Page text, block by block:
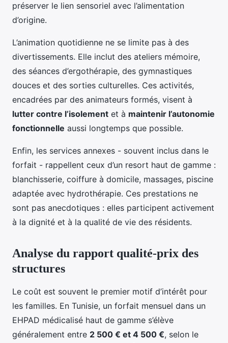
préserver le lien sensoriel avec l’alimentation
d’origine.
L’animation quotidienne ne se limite pas à des
divertissements. Elle inclut des ateliers mémoire,
des séances d’ergothérapie, des gymnastiques
douces et des sorties culturelles. Ces activités,
encadrées par des animateurs formés, visent à
lutter contre l’isolement et à maintenir l’autonomie
fonctionnelle aussi longtemps que possible.
Enfin, les services annexes - souvent inclus dans le
forfait - rappellent ceux d’un resort haut de gamme :
blanchisserie, coiffure à domicile, massages, piscine
adaptée avec hydrothérapie. Ces prestations ne
sont pas anecdotiques : elles participent activement
à la dignité et à la qualité de vie des résidents.
Analyse du rapport qualité-prix des
structures
Le coût est souvent le premier motif d’intérêt pour
les familles. En Tunisie, un forfait mensuel dans un
EHPAD médicalisé haut de gamme s’élève
généralement entre 2 500 € et 4 500 €, selon le